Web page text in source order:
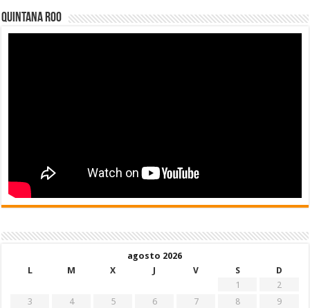
Quintana Roo
agosto 2026
L
M X J V S
D
1
2
3
4 5 6 7 8
9